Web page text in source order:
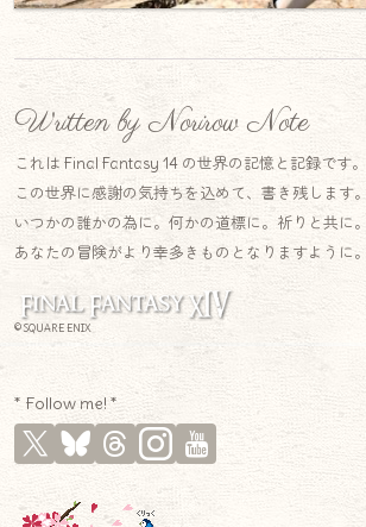
Written by Norirow Note
これは Final Fantasy 14 の世界の記憶と記録です。
この世界に感謝の気持ちを込めて、書き残します。
いつかの誰かの為に。何かの道標に。祈りと共に。
あなたの冒険がより幸多きものとなりますように。
© SQUARE ENIX
* Follow me! *